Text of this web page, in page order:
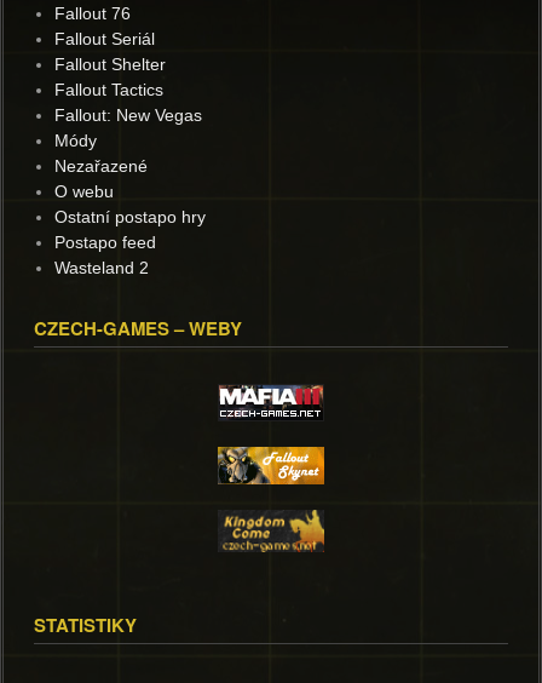
Fallout 76
Fallout Seriál
Fallout Shelter
Fallout Tactics
Fallout: New Vegas
Módy
Nezařazené
O webu
Ostatní postapo hry
Postapo feed
Wasteland 2
CZECH-GAMES – WEBY
STATISTIKY